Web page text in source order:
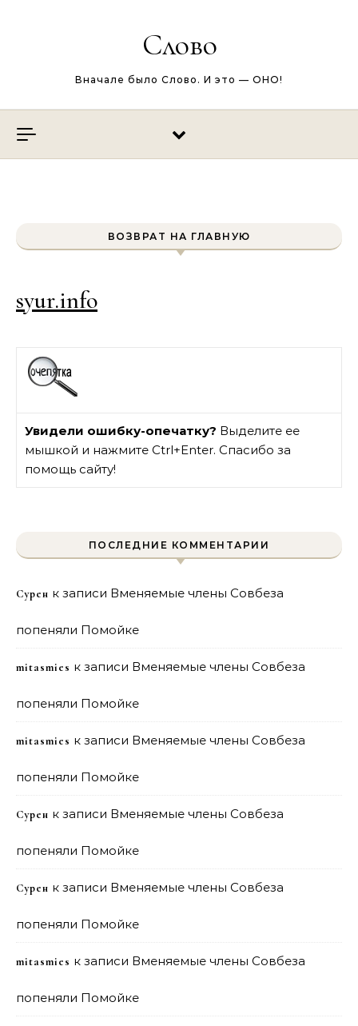
Слово
Вначале было Слово. И это — ОНО!
ВОЗВРАТ НА ГЛАВНУЮ
syur.info
Увидели ошибку-опечатку? Выделите ее
мышкой и нажмите Ctrl+Enter. Спасибо за
помощь сайту!
ПОСЛЕДНИЕ КОММЕНТАРИИ
Сурен к записи Вменяемые члены Совбеза
попеняли Помойке
mitasmies к записи Вменяемые члены Совбеза
попеняли Помойке
mitasmies к записи Вменяемые члены Совбеза
попеняли Помойке
Сурен к записи Вменяемые члены Совбеза
попеняли Помойке
Сурен к записи Вменяемые члены Совбеза
попеняли Помойке
mitasmies к записи Вменяемые члены Совбеза
попеняли Помойке